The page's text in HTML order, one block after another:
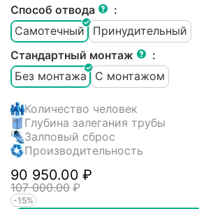
Способ отвода
:
Самотечный
Принудительный
Стандартный монтаж
:
Без монтажа
С монтажом
Количество человек
Глубина залегания трубы
Залповый сброс
Производительность
90 950.00 ₽
107 000.00 ₽
-15%